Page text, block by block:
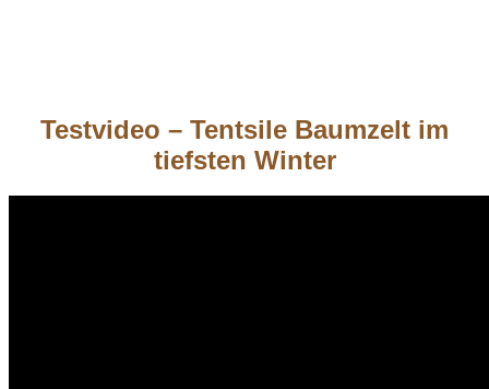
Testvideo – Tentsile Baumzelt im
tiefsten Winter